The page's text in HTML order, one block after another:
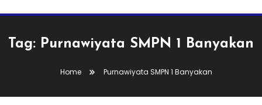
Tag: Purnawiyata SMPN 1 Banyakan
Home Purnawiyata SMPN 1 Banyakan